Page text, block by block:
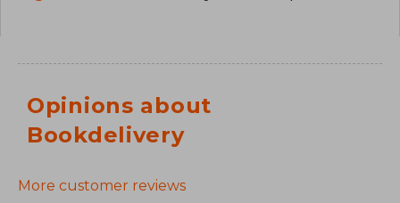
Opinions about
Bookdelivery
More customer reviews